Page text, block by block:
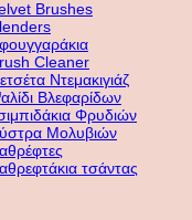
Brushes
Cleaner
Ντεμακιγιάζ
Βλεφαρίδων
Φρυδιών
Μολυβιών
τσάντας